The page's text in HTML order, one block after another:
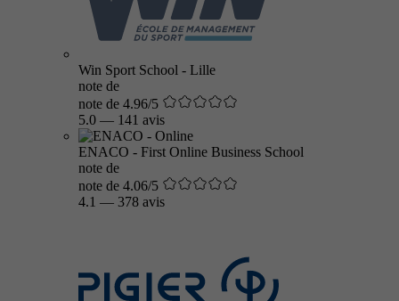
Win Sport School - Lille
note de
note de 4.96/5
5.0 — 141 avis
ENACO - First Online Business School
note de
note de 4.06/5
4.1 — 378 avis